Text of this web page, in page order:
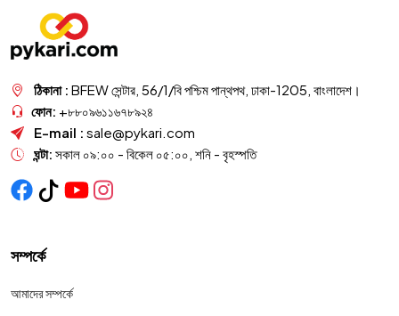
ঠিকানা : BFEW সেন্টার, 56/1/বি পশ্চিম পান্থপথ, ঢাকা-1205, বাংলাদেশ।
ফোন: +৮৮০৯৬১১৬৭৮৯২৪
E-mail : sale@pykari.com
ঘন্টা: সকাল ০৯:০০ - বিকেল ০৫:০০, শনি - বৃহস্পতি
সম্পর্কে
আমাদের সম্পর্কে